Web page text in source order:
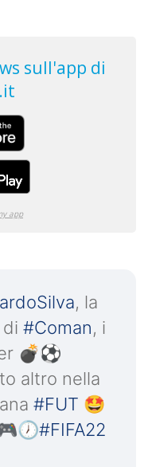
, la
#Coman, i
💣⚽️
altro nella
#FUT 🤩
#FIFA22